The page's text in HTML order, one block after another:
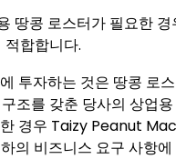
땅콩 로스터가 필요한
합합니다.
자하는 것은 땅콩 로
조를 갖춘 당사의 상업
경우 Taizy Peanut
의 비즈니스 요구 사항